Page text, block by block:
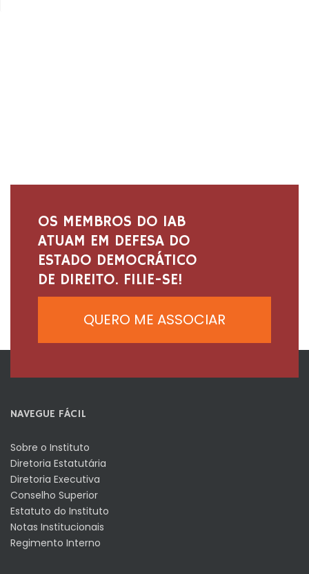
OS MEMBROS DO IAB
ATUAM EM DEFESA DO
ESTADO DEMOCRÁTICO
DE DIREITO. FILIE-SE!
QUERO ME ASSOCIAR
NAVEGUE FÁCIL
Sobre o Instituto
Diretoria Estatutária
Diretoria Executiva
Conselho Superior
Estatuto do Instituto
Notas Institucionais
Regimento Interno